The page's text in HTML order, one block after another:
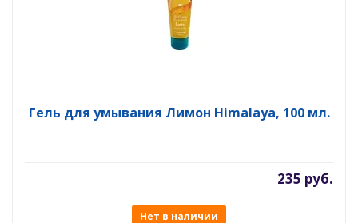
Гель для умывания Лимон Himalaya, 100 мл.
235 руб.
Нет в наличии